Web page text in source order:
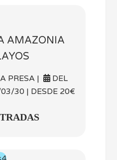
AMAZONIA
PRESA |
DEL
30 | DESDE 20€